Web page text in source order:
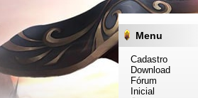
Menu
Cadastro
Download
Fórum
Inicial